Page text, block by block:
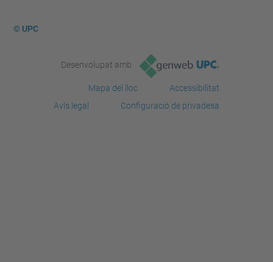
© UPC
Desenvolupat amb
Mapa del lloc
Accessibilitat
Avís legal
Configuració de privadesa